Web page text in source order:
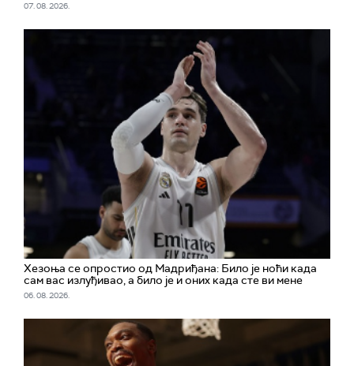
07. 08. 2026.
Хезоња се опростио од Мадриђана: Било је ноћи када
сам вас излуђивао, а било је и оних када сте ви мене
06. 08. 2026.